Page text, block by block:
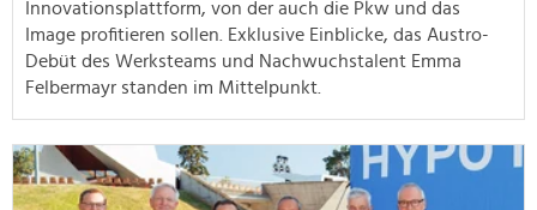
Innovationsplattform, von der auch die Pkw und das
Image profitieren sollen. Exklusive Einblicke, das Austro-
Debüt des Werksteams und Nachwuchstalent Emma
Felbermayr standen im Mittelpunkt.